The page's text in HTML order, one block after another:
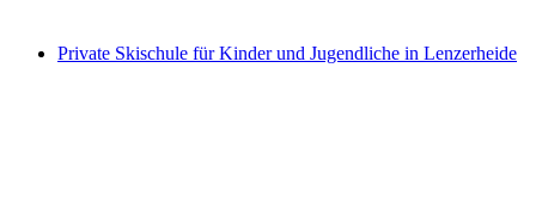
Private Skischule für Kinder und Jugendliche in Lenzerheide